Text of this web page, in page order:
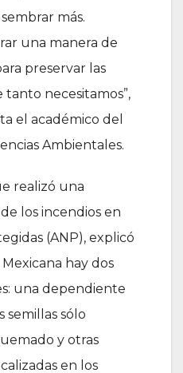
más.
una manera de
preservar las
tanto necesitamos”,
el académico del
Ambientales.
realizó una
los incendios en
(ANP), explicó
hay dos
una dependiente
sólo
y otras
en los